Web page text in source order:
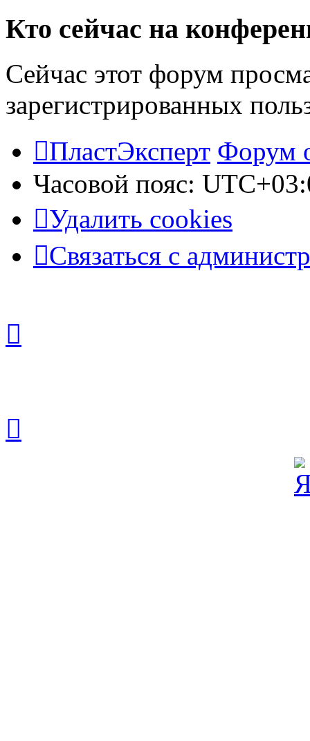
Кто сейчас на
Сейчас этот форум
зарегистрированных
ПластЭксперт Форум
Часовой пояс:
Удалить cookies
Связаться с